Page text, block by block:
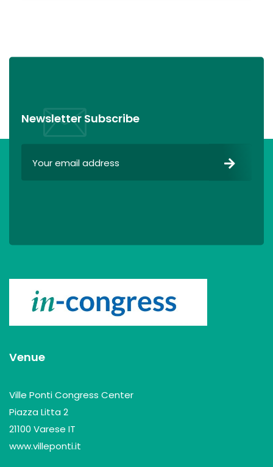
Newsletter Subscribe
Venue
Ville Ponti Congress Center
Piazza Litta 2
21100 Varese IT
www.villeponti.it